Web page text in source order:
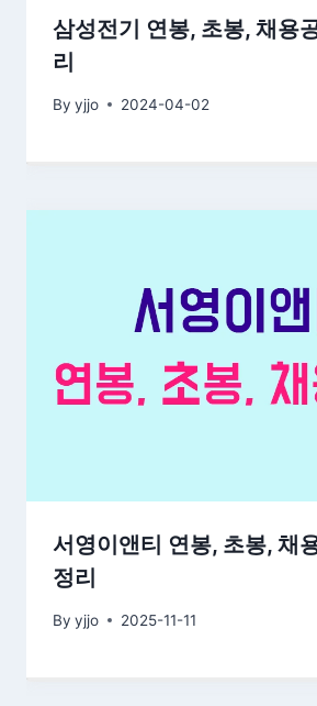
삼성전기 연봉, 초봉, 채용
리
By yjjo 2024-04-02
서영이앤티 연봉, 초봉, 채
정리
By yjjo 2025-11-11